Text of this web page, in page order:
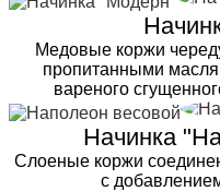
Медовые коржи
пропитанными
вареного
Начинка
Слоеные коржи
с